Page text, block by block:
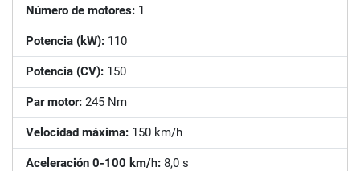
Número de motores: 1
Potencia (kW): 110
Potencia (CV): 150
Par motor: 245 Nm
Velocidad máxima: 150 km/h
Aceleración 0-100 km/h: 8,0 s